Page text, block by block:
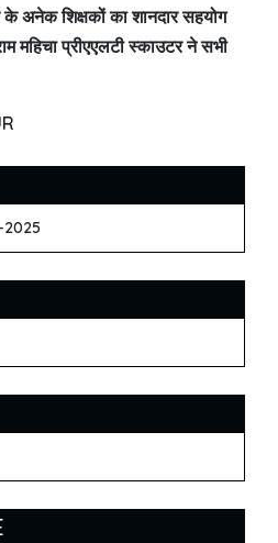
अनेक शिक्षकों का शानदार सहयोग
महिचा प्रीएएलटी स्काउटर ने सभी